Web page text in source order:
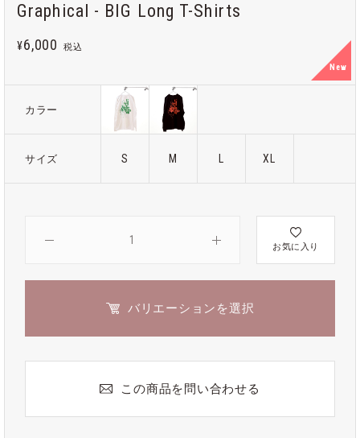
Graphical - BIG Long T-Shirts
¥6,000 税込
New
カラー
サイズ S M L XL
お気に入り
バリエーションを選択
この商品を問い合わせる